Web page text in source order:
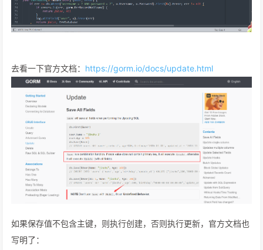
去看一下官方文档： https://gorm.io/docs/update.html
如果保存值不包含主键，则执行创建，否则执行更新，官方文档也
写明了：